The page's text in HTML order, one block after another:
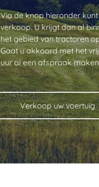
Via de knop hieronder
verkoop. U krijgt dan al
het gebied van tractoren
Gaat u akkoord met het
uur al een afspraak
Verkoop uw voertuig